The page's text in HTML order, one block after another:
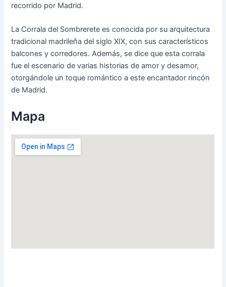
recorrido por Madrid.
La Corrala del Sombrerete es conocida por su arquitectura
tradicional madrileña del siglo XIX, con sus característicos
balcones y corredores. Además, se dice que esta corrala
fue el escenario de varias historias de amor y desamor,
otorgándole un toque romántico a este encantador rincón
de Madrid.
Mapa